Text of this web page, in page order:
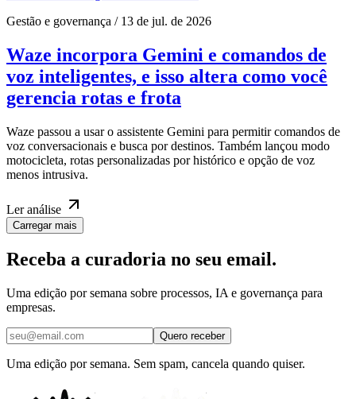
Gestão e governança / 13 de jul. de 2026
Waze incorpora Gemini e comandos de
voz inteligentes, e isso altera como você
gerencia rotas e frota
Waze passou a usar o assistente Gemini para permitir comandos de
voz conversacionais e busca por destinos. Também lançou modo
motocicleta, rotas personalizadas por histórico e opção de voz
menos intrusiva.
Leranálise
Carregar mais
Receba a curadoria no seu email.
Uma edição por semana sobre processos, IA e governança para
empresas.
Quero receber
Uma edição por semana. Sem spam, cancela quando quiser.